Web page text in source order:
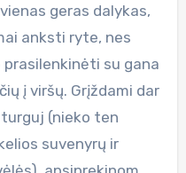
geras dalykas,
anksti ryte, nes
su gana
į viršų. Grįždami dar
(nieko ten
suvenyrų ir